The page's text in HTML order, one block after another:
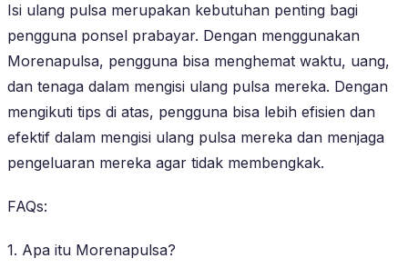
Isi ulang pulsa merupakan kebutuhan penting bagi
pengguna ponsel prabayar. Dengan menggunakan
Morenapulsa, pengguna bisa menghemat waktu, uang,
dan tenaga dalam mengisi ulang pulsa mereka. Dengan
mengikuti tips di atas, pengguna bisa lebih efisien dan
efektif dalam mengisi ulang pulsa mereka dan menjaga
pengeluaran mereka agar tidak membengkak.
FAQs:
1. Apa itu Morenapulsa?